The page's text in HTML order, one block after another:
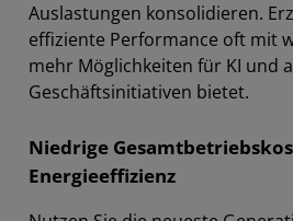
Auslastungen konsolidieren.
effiziente Performance oft mit
mehr Möglichkeiten für KI und
Geschäftsinitiativen bietet.
Niedrige
Energieeffizienz